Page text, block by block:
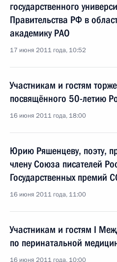
государственного
Правительства РФ в
академику РАО
17 июня 2011 года, 10:52
Участникам и гостям
посвящённого 50-летию
16 июня 2011 года, 18:00
Юрию Ряшенцеву, поэту,
члену Союза писателей
Государственных премий
16 июня 2011 года, 11:00
Участникам и гостям I
по перинатальной
16 июня 2011 года, 10:00